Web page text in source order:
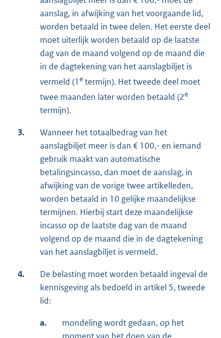
aanslag, in afwijking van het voorgaande lid,
worden betaald in twee delen. Het eerste deel
moet uiterlijk worden betaald op de laatste
dag van de maand volgend op de maand die
in de dagtekening van het aanslagbiljet is
vermeld (1 e termijn). Het tweede deel moet
twee maanden later worden betaald (2e
termijn).
3.
Wanneer het totaalbedrag van het
aanslagbiljet meer is dan € 100,- en iemand
gebruik maakt van automatische
betalingsincasso, dan moet de aanslag, in
afwijking van de vorige twee artikelleden,
worden betaald in 10 gelijke maandelijkse
termijnen. Hierbij start deze maandelijkse
incasso op de laatste dag van de maand
volgend op de maand die in de dagtekening
van het aanslagbiljet is vermeld.
4.
De belasting moet worden betaald ingeval de
kennisgeving als bedoeld in artikel 5, tweede
lid:
a.
mondeling wordt gedaan, op het